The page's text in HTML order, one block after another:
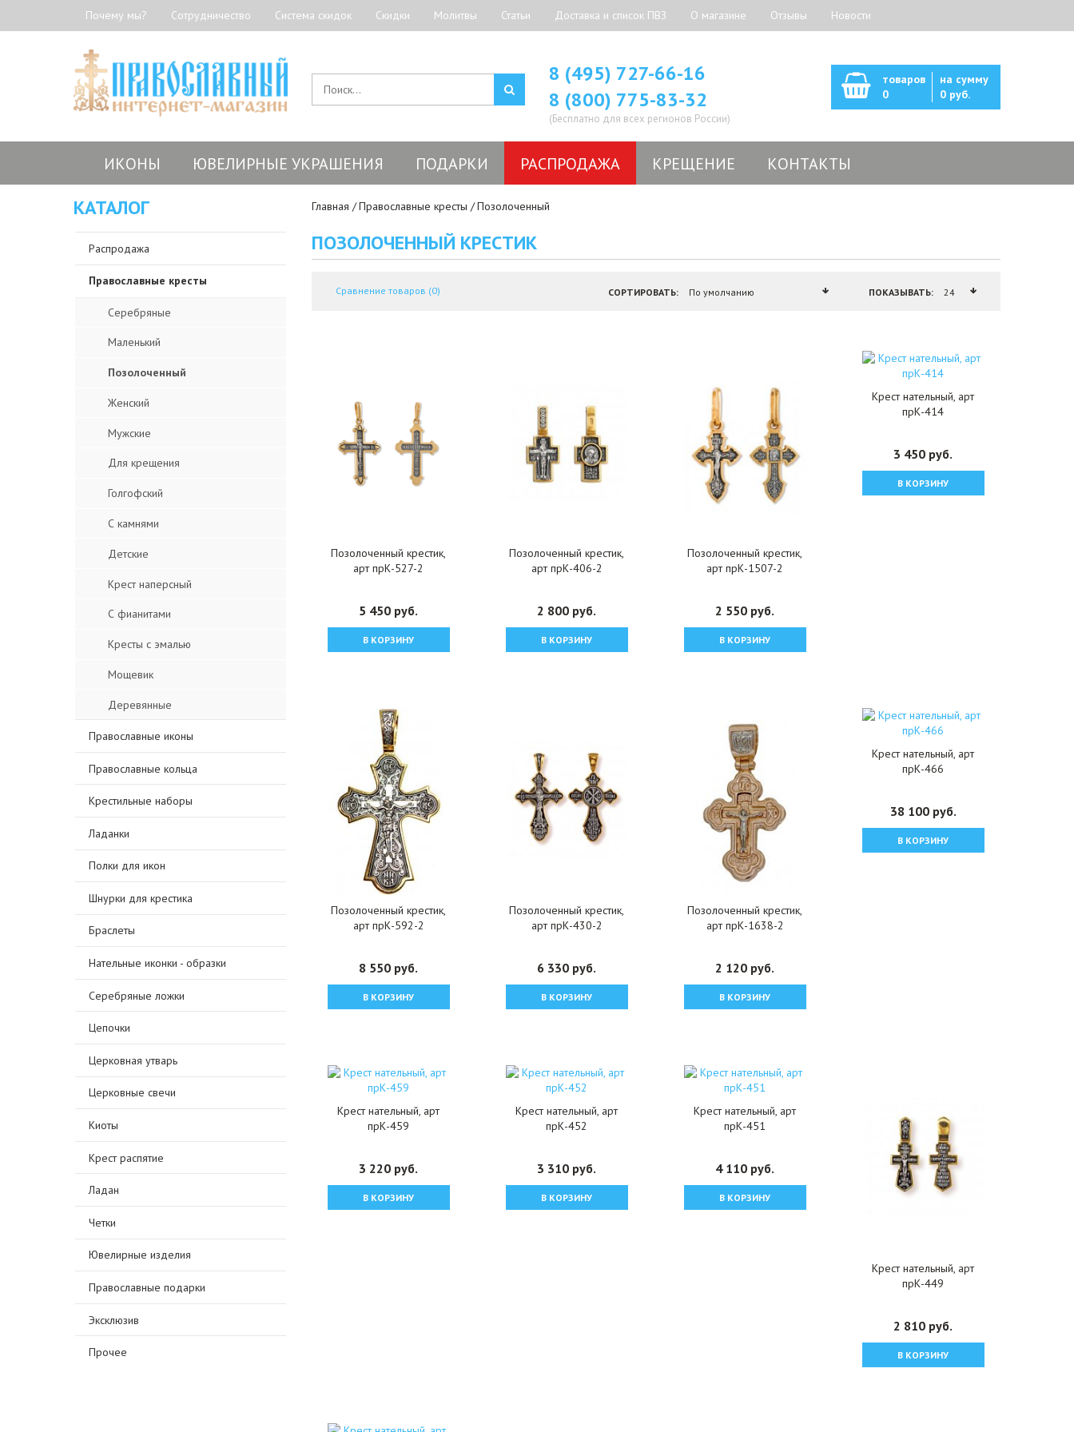
Почему мы? Сотрудничество Система скидок Скидки Молитвы Статьи Доставка и список ПВЗ О магазине Отзывы Новости
8 (495) 727-66-16
8 (800) 775-83-32
(Бесплатно для всех регионов России)
товаров
0
на сумму
0 руб.
ИКОНЫ ЮВЕЛИРНЫЕ УКРАШЕНИЯ ПОДАРКИ РАСПРОДАЖА КРЕЩЕНИЕ КОНТАКТЫ
КАТАЛОГ
Распродажа
Православные кресты
Серебряные
Маленький
Позолоченный
Женский
Мужские
Для крещения
Голгофский
С камнями
Детские
Крест наперсный
С фианитами
Кресты с эмалью
Мощевик
Деревянные
Православные иконы
Православные кольца
Крестильные наборы
Ладанки
Полки для икон
Шнурки для крестика
Браслеты
Нательные иконки - образки
Серебряные ложки
Цепочки
Церковная утварь
Церковные свечи
Киоты
Крест распятие
Ладан
Четки
Ювелирные изделия
Православные подарки
Эксклюзив
Прочее
Главная Православные кресты Позолоченный
ПОЗОЛОЧЕННЫЙ КРЕСТИК
Сравнение товаров (0) СОРТИРОВАТЬ: ПОКАЗЫВАТЬ:
Позолоченный крестик,
арт прК-527-2
5 450 руб.
В КОРЗИНУ
Позолоченный крестик,
арт прК-406-2
2 800 руб.
В КОРЗИНУ
Позолоченный крестик,
арт прК-1507-2
2 550 руб.
В КОРЗИНУ
Крест нательный, арт
прК-414
3 450 руб.
В КОРЗИНУ
Позолоченный крестик,
арт прК-592-2
8 550 руб.
В КОРЗИНУ
Позолоченный крестик,
арт прК-430-2
6 330 руб.
В КОРЗИНУ
Позолоченный крестик,
арт прК-1638-2
2 120 руб.
В КОРЗИНУ
Крест нательный, арт
прК-466
38 100 руб.
В КОРЗИНУ
Крест нательный, арт
прК-459
3 220 руб.
В КОРЗИНУ
Крест нательный, арт
прК-452
3 310 руб.
В КОРЗИНУ
Крест нательный, арт
прК-451
4 110 руб.
В КОРЗИНУ
Крест нательный, арт
прК-449
2 810 руб.
В КОРЗИНУ